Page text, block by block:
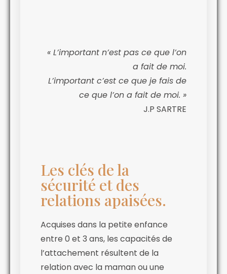
« L’important n’est pas ce que l’on
a fait de moi.
L’important c’est ce que je fais de
ce que l’on a fait de moi. »
J.P SARTRE
Les clés de la
sécurité et des
relations apaisées.
Acquises dans la petite enfance
entre 0 et 3 ans, les capacités de
l’attachement résultent de la
relation avec la maman ou une